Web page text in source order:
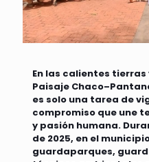
En las calientes tierras
Paisaje
es solo una tarea de
compromiso que une
y pasión humana.
de 2025, en el
guardaparques,